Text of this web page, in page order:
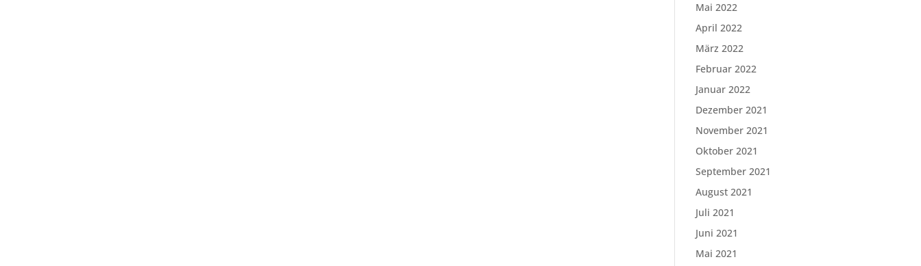
Mai 2022
April 2022
März 2022
Februar 2022
Januar 2022
Dezember 2021
November 2021
Oktober 2021
September 2021
August 2021
Juli 2021
Juni 2021
Mai 2021